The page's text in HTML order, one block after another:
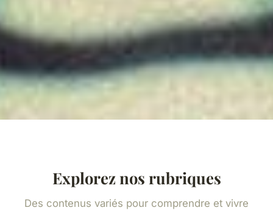
Explorez nos rubriques
Des contenus variés pour comprendre et vivre